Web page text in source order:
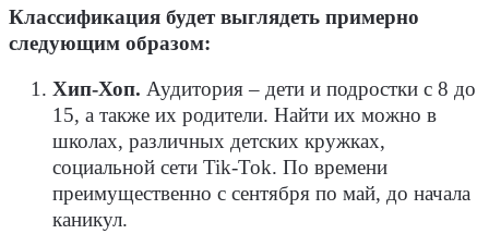
Классификация будет выглядеть примерно
следующим образом:
Хип-Хоп. Аудитория – дети и подростки с 8 до
15, а также их родители. Найти их можно в
школах, различных детских кружках,
социальной сети Tik-Tok. По времени
преимущественно с сентября по май, до начала
каникул.